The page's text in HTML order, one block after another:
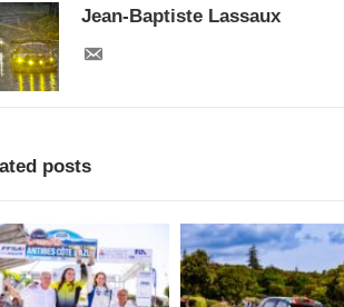
Jean-Baptiste Lassaux
posts